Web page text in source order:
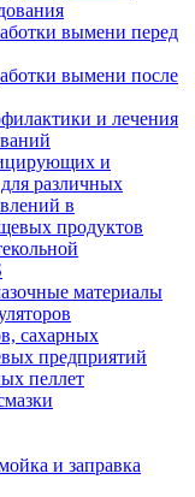
вымени перед
вымени после
и лечения
и
различных
в
продуктов
материалы
сахарных
предприятий
пеллет
и заправка